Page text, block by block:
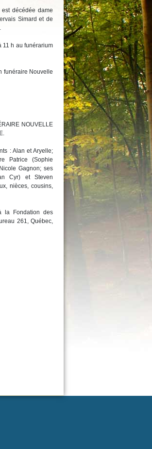
décédée dame
Simard et de
11 h au funérarium
funéraire Nouvelle
NOUVELLE
: Alan et Aryelle;
Patrice (Sophie
Gagnon; ses
Cyr) et Steven
nièces, cousins,
la Fondation des
261, Québec,